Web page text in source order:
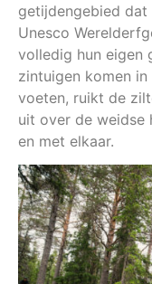
getijdengebied
Unesco
volledig hun eigen
zintuigen komen
voeten, ruikt de
uit over de weidse
en met elkaar.